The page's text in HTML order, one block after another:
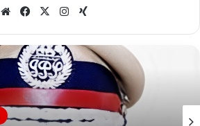
WebsiteFacebook
X Instagram